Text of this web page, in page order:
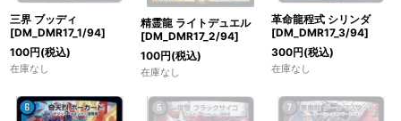
三界 ブッディ
[DM_DMR17_1/94]
100円(税込)
在庫なし
精霊龍 ライトデュエル
[DM_DMR17_2/94]
100円(税込)
在庫なし
革命龍程式 シリンダ
[DM_DMR17_3/94]
300円(税込)
在庫なし